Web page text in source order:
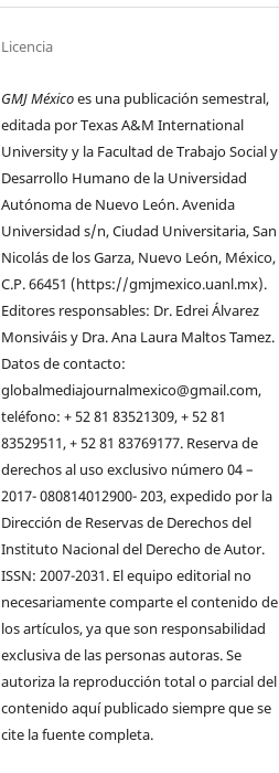
Licencia
GMJ Méxicoes una publicación semestral,
editada por Texas A&M International
University y la Facultad de Trabajo Social y
Desarrollo Humano de la Universidad
Autónoma de Nuevo León. Avenida
Universidad s/n, Ciudad Universitaria, San
Nicolás de los Garza, Nuevo León, México,
C.P. 66451 (https://gmjmexico.uanl.mx).
Editores responsables: Dr. Edrei Álvarez
Monsiváis y Dra. Ana Laura Maltos Tamez.
Datos de contacto:
globalmediajournalmexico@gmail.com,
teléfono: + 52 81 83521309, + 52 81
83529511, + 52 81 83769177. Reserva de
derechos al uso exclusivo número 04 –
2017- 080814012900- 203, expedido por la
Dirección de Reservas de Derechos del
Instituto Nacional del Derecho de Autor.
ISSN: 2007-2031. El equipo editorial no
necesariamente comparte el contenido de
los artículos, ya que son responsabilidad
exclusiva de las personas autoras. Se
autoriza la reproducción total o parcial del
contenido aquí publicado siempre que se
cite la fuente completa.